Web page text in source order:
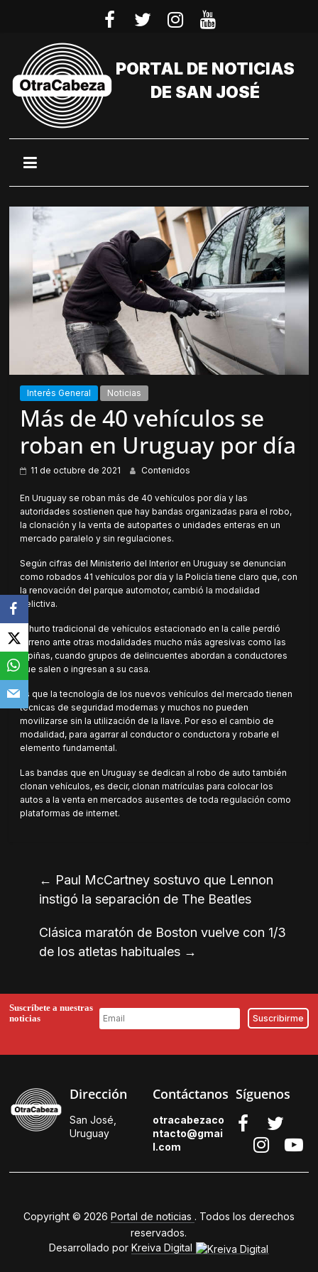
PORTAL DE NOTICIAS
DE SAN JOSÉ
Interés General Noticias
Más de 40 vehículos se
roban en Uruguay por día
11 de octubre de 2021 Contenidos
En Uruguay se roban más de 40 vehículos por día y las
autoridades sostienen que hay bandas organizadas para el robo,
la clonación y la venta de autopartes o unidades enteras en un
mercado paralelo y sin regulaciones.
Según cifras del Ministerio del Interior en Uruguay se denuncian
como robados 41 vehículos por día y la Policía tiene claro que, con
la renovación del parque automotor, cambió la modalidad
delictiva.
El hurto tradicional de vehículos estacionado en la calle perdió
terreno ante otras modalidades mucho más agresivas como las
rapiñas, cuando grupos de delincuentes abordan a conductores
que salen o ingresan a su casa.
Es que la tecnología de los nuevos vehículos del mercado tienen
técnicas de seguridad modernas y muchos no pueden
movilizarse sin la utilización de la llave. Por eso el cambio de
modalidad, para agarrar al conductor o conductora y robarle el
elemento fundamental.
Las bandas que en Uruguay se dedican al robo de auto también
clonan vehículos, es decir, clonan matrículas para colocar los
autos a la venta en mercados ausentes de toda regulación como
plataformas de internet.
← Paul McCartney sostuvo que Lennon
instigó la separación de The Beatles
Clásica maratón de Boston vuelve con 1/3
de los atletas habituales →
Suscríbete a nuestras
noticias
Dirección
San José,
Uruguay
Contáctanos
otracabezaco
ntacto@gmai
l.com
Síguenos
Copyright © 2026 Portal de noticias . Todos los derechos
reservados.
Desarrollado porKreiva Digital